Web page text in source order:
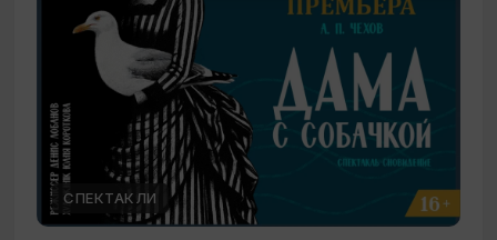
СПЕКТАКЛИ